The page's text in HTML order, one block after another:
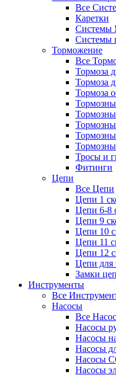
Все
Каретки
Системы
Торможение
Все
Тормоза
Тормоза
Тормоза
Тросы и
Фитинги
Цепи
Все Цепи
Цепи 1
Цепи 6-8
Цепи 9
Цепи 10
Цепи 11
Цепи 12
Цепи для
Замки
Инструменты
Все
Насосы
Все
Насосы
Насосы
Насосы
Насосы
Насосы